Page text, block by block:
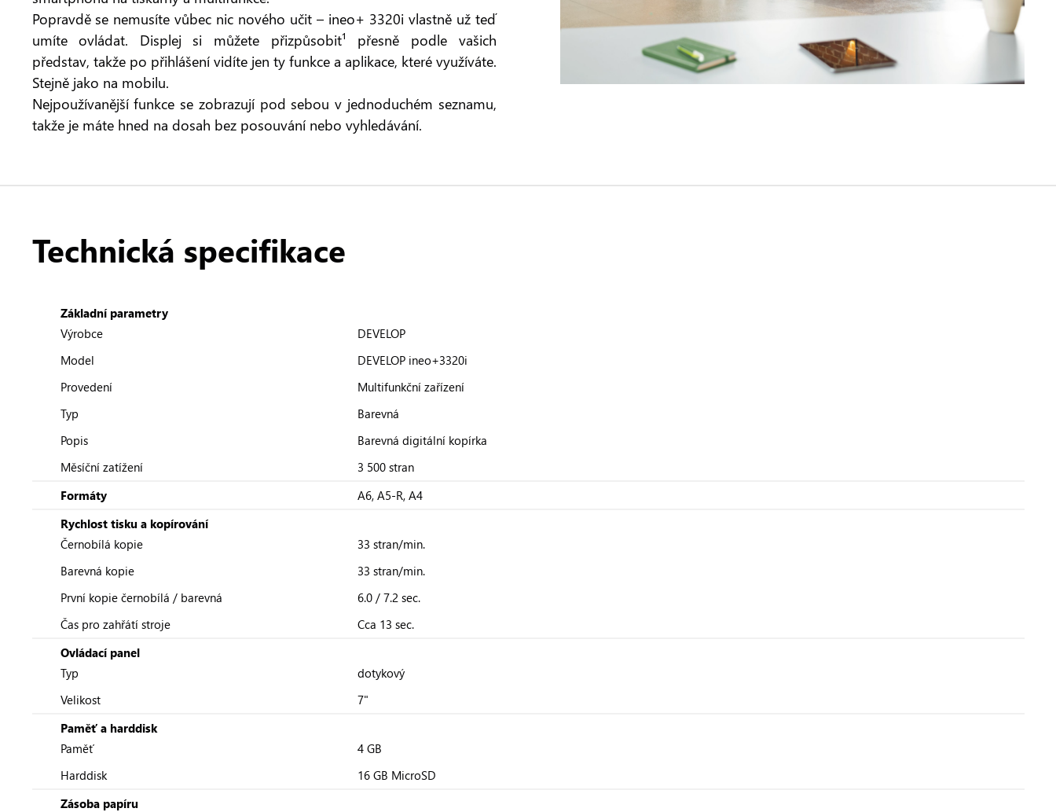
Popravdě se nemusíte vůbec nic nového učit – ineo+ 3320i vlastně už teď
umíte ovládat. Displej si můžete přizpůsobit¹ přesně podle vašich
představ, takže po přihlášení vidíte jen ty funkce a aplikace, které využíváte.
Stejně jako na mobilu.
Nejpoužívanější funkce se zobrazují pod sebou v jednoduchém seznamu,
takže je máte hned na dosah bez posouvání nebo vyhledávání.
Technická specifikace
Základní parametry
Výrobce
DEVELOP
Model
DEVELOP ineo+3320i
Provedení
Multifunkční zařízení
Typ
Barevná
Popis
Barevná digitální kopírka
Měsíční zatížení
3 500 stran
Formáty
A6, A5-R, A4
Rychlost tisku a kopírování
Černobílá kopie
33 stran/min.
Barevná kopie
33 stran/min.
První kopie černobílá / barevná
6.0 / 7.2 sec.
Čas pro zahřátí stroje
Cca 13 sec.
Ovládací panel
Typ
dotykový
Velikost
7"
Paměť a harddisk
Paměť
4 GB
Harddisk
16 GB MicroSD
Zásoba papíru